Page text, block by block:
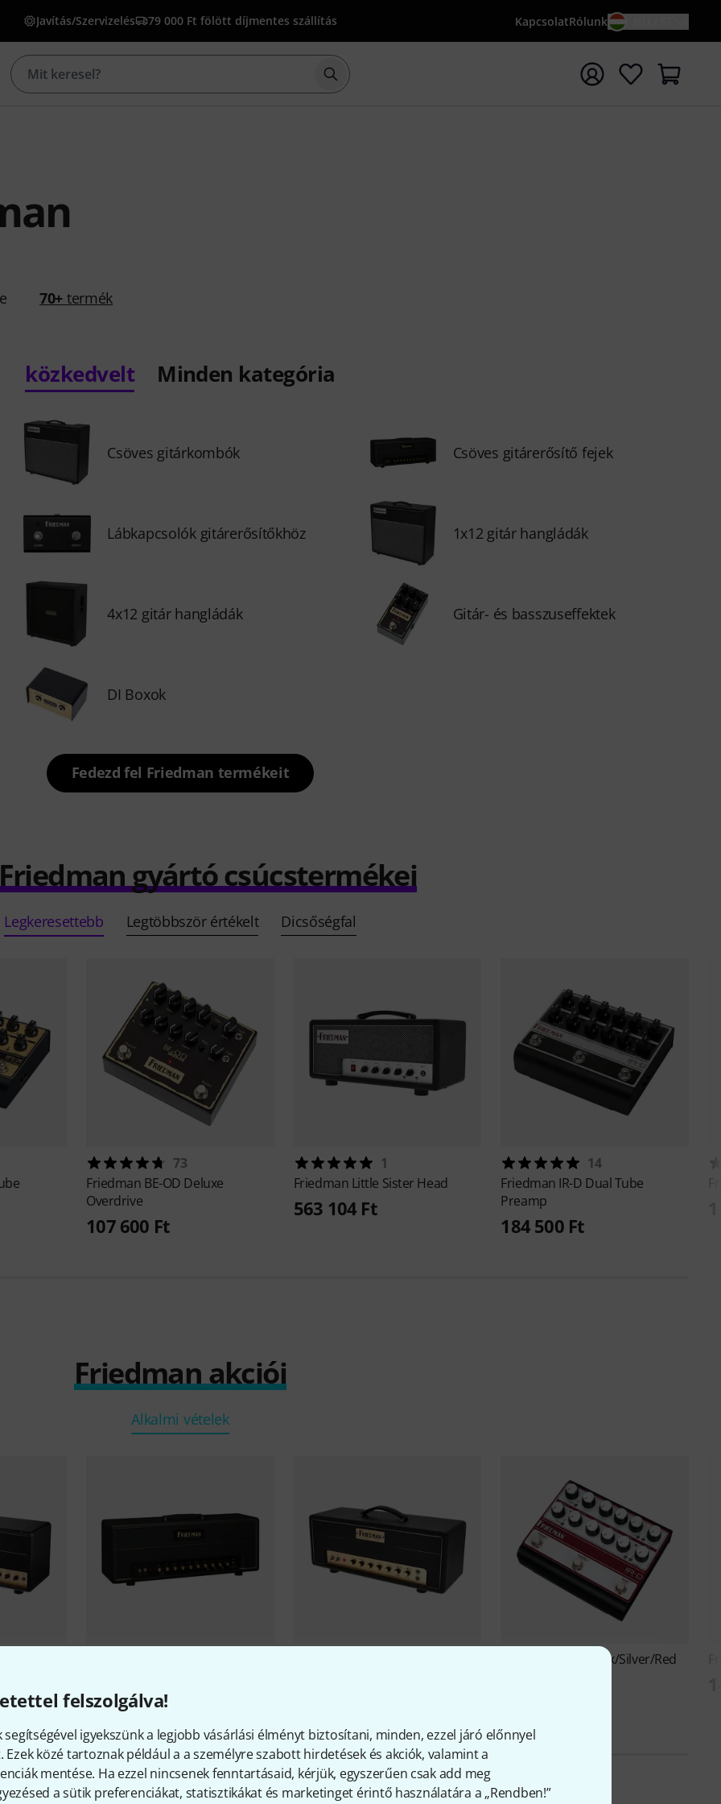
felszolgálva!
segítségével igyekszünk a legjobb vásárlási élményt biztosítani, minden, ezzel járó előnnyel
Ezek közé tartoznak például a a személyre szabott hirdetések és akciók, valamint a
mentése. Ha ezzel nincsenek fenntartásaid, kérjük, egyszerűen csak add meg
a sütik preferenciákat, statisztikákat és marketinget érintő használatára a „Rendben!”
Javítás/Szervizelés 79 000 Ft fölött díjmentes szállítás KapcsolatRólunk
Keresés indítása {searchTerm} keresőszóval
70+ termék
közkedvelt Minden kategória
Csöves gitárkombók Csöves gitárerősítő fejek
Lábkapcsolók gitárerősítőkhöz 1x12 gitár hangládák
4x12 gitár hangládák Gitár- és basszuseffektek
DI Boxok
Fedezd fel Friedman termékeit
gyártó csúcstermékei
Legkeresettebb Legtöbbször értékelt Dicsőségfal
73
Friedman BE-OD Deluxe
Overdrive
107 600 Ft
1
Friedman Little Sister Head
563 104 Ft
14
Friedman IR-D Dual Tube
Preamp
184 500 Ft
Friedman akciói
Alkalmi vételek
1 721 401 Ft
IR-D Black/Silver/Red